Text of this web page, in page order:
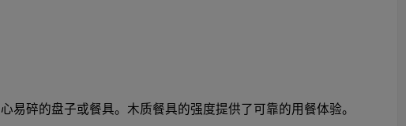
碎的盘子或餐具。木质餐具的强度提供了可靠的用餐体验。